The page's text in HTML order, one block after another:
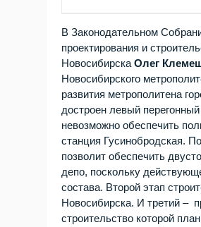
В Законодательном
проектирования и
НовосибирскаОлег
Новосибирского
развития метрополитена
достроен левый
невозможно обеспечить
станция Гусинобродская.
позволит обеспечить
депо, поскольку
состава. Второй этап
Новосибирска. И третий –
строительство которой